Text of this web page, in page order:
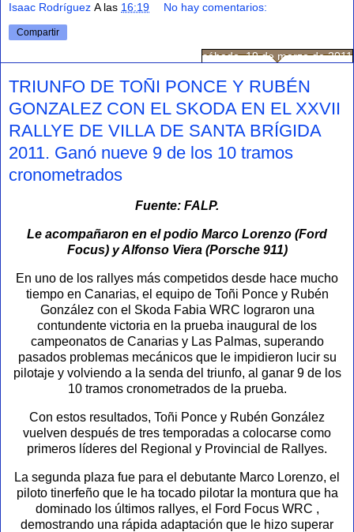
Isaac Rodríguez A las 16:19 No hay comentarios:
Compartir
sábado, 19 de marzo de 2011
TRIUNFO DE TOÑI PONCE Y RUBÉN
GONZALEZ CON EL SKODA EN EL XXVII
RALLYE DE VILLA DE SANTA BRÍGIDA
2011. Ganó nueve 9 de los 10 tramos
cronometrados
Fuente: FALP.
Le acompañaron en el podio Marco Lorenzo (Ford
Focus) y Alfonso Viera (Porsche 911)
En uno de los rallyes más competidos desde hace mucho
tiempo en Canarias, el equipo de Toñi Ponce y Rubén
González con el Skoda Fabia WRC lograron una
contundente victoria en la prueba inaugural de los
campeonatos de Canarias y Las Palmas, superando
pasados problemas mecánicos que le impidieron lucir su
pilotaje y volviendo a la senda del triunfo, al ganar 9 de los
10 tramos cronometrados de la prueba.
Con estos resultados, Toñi Ponce y Rubén González
vuelven después de tres temporadas a colocarse como
primeros líderes del Regional y Provincial de Rallyes.
La segunda plaza fue para el debutante Marco Lorenzo, el
piloto tinerfeño que le ha tocado pilotar la montura que ha
dominado los últimos rallyes, el Ford Focus WRC ,
demostrando una rápida adaptación que le hizo superar